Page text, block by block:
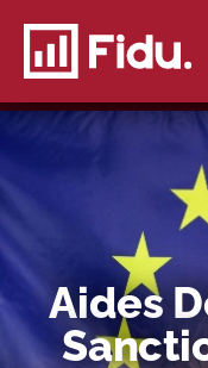
Aides